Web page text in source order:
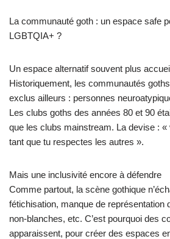
La communauté goth : un espace safe
LGBTQIA+ ?
Un espace alternatif souvent plus
Historiquement, les communautés
exclus ailleurs : personnes
Les clubs goths des années 80 et 90
que les clubs mainstream. La devise :
tant que tu respectes les autres ».
Mais une inclusivité encore à défendre
Comme partout, la scène gothique
fétichisation, manque de représentation
non-blanches, etc. C’est pourquoi des
apparaissent, pour créer des espaces